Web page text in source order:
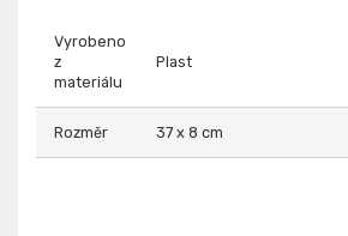
Vyrobeno
z
materiálu
Plast
Rozměr 37 x 8 cm